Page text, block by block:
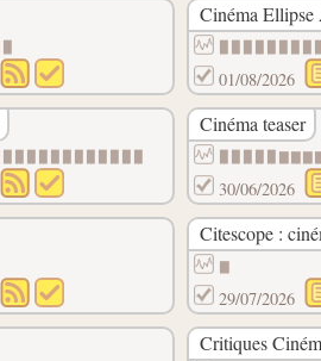
Cinéma
01/08/2026
Cinéma teaser
30/06/2026
Citescope :
▇
29/07/2026
Critiques